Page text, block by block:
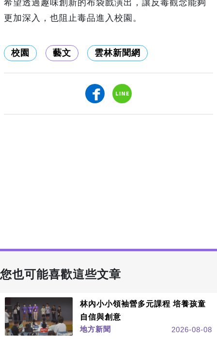
希望透過趣味創新的布袋戲演出，讓反毒觀念能夠
更加深入，也阻止毒品進入校園。
校園 藝文 雲林新聞網
您也可能喜歡這些文章
林內小小領袖營多元課程 培養孩童
自信與創意
地方新聞
2026-08-08